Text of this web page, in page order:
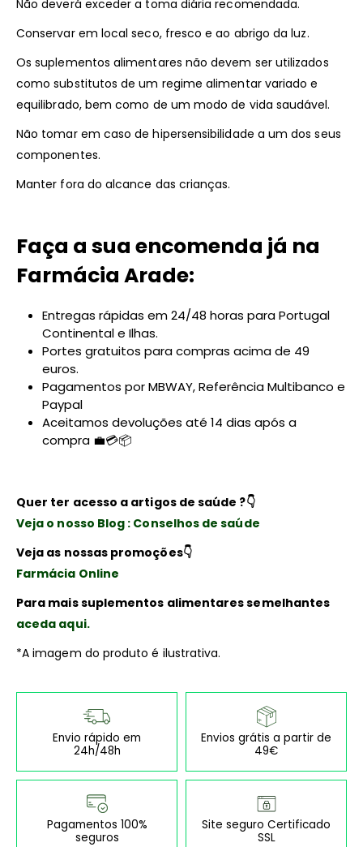
Não deverá exceder a toma diária recomendada.
Conservar em local seco, fresco e ao abrigo da luz.
Os suplementos alimentares não devem ser utilizados
como substitutos de um regime alimentar variado e
equilibrado, bem como de um modo de vida saudável.
Não tomar em caso de hipersensibilidade a um dos seus
componentes.
Manter fora do alcance das crianças.
Faça a sua encomenda já na
Farmácia Arade:
Entregas rápidas em 24/48 horas para Portugal
Continental e Ilhas.
Portes gratuitos para compras acima de 49
euros.
Pagamentos por MBWAY, Referência Multibanco e
Paypal
Aceitamos devoluções até 14 dias após a
compra 💼💳📦
Quer ter acesso a artigos de saúde ?👇
Veja o nosso Blog : Conselhos de saúde
Veja as nossas promoções👇
Farmácia Online
Para mais suplementos alimentares semelhantes
aceda aqui.
*A imagem do produto é ilustrativa.
Envio rápido em
24h/48h
Envios grátis a partir de
49€
Pagamentos 100%
seguros
Site seguro Certificado
SSL